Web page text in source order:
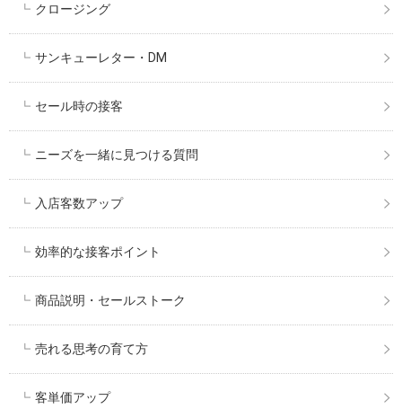
クロージング
サンキューレター・DM
セール時の接客
ニーズを一緒に見つける質問
入店客数アップ
効率的な接客ポイント
商品説明・セールストーク
売れる思考の育て方
客単価アップ